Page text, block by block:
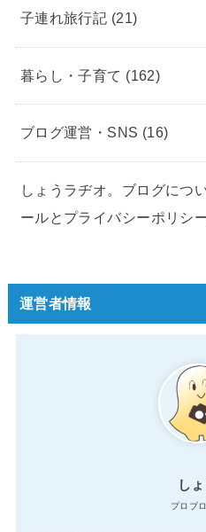
子連れ旅行記 (21)
暮らし・子育て (162)
ブログ運営・SNS (16)
しょうラヂオ。ブログにつ
ールとプライバシーポリシ
運営者情報
し
プロブ